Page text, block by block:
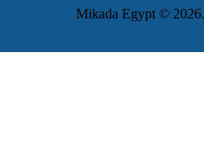
Mikada Egypt ©